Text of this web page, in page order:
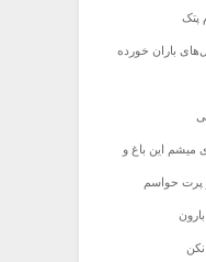
پتک
باران خورده
میشم این باغ و
پرت حواسم
نکن